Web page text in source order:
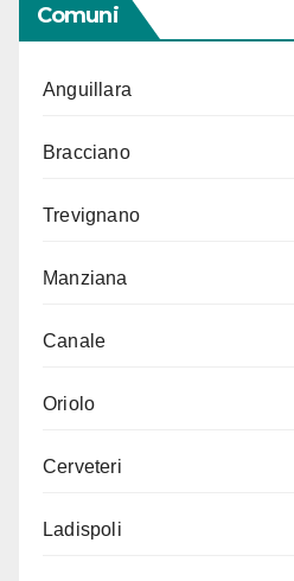
Comuni
Anguillara
Bracciano
Trevignano
Manziana
Canale
Oriolo
Cerveteri
Ladispoli